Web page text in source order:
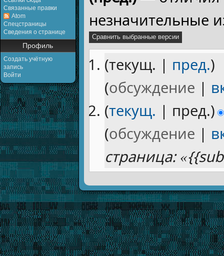
Связанные правки
Atom
Спецстраницы
Сведения о странице
Профиль
Создать учётную
запись
Войти
незначительные
(текущ. | пред.)
(обсуждение |
(текущ. | пред.)
(обсуждение |
страница: